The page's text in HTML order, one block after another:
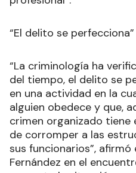
“El delito se perfecciona”
“La criminología ha
del tiempo, el delito se
en una actividad en la
alguien obedece y que,
crimen organizado tiene
de corromper a las
sus funcionarios”,
Fernández en el